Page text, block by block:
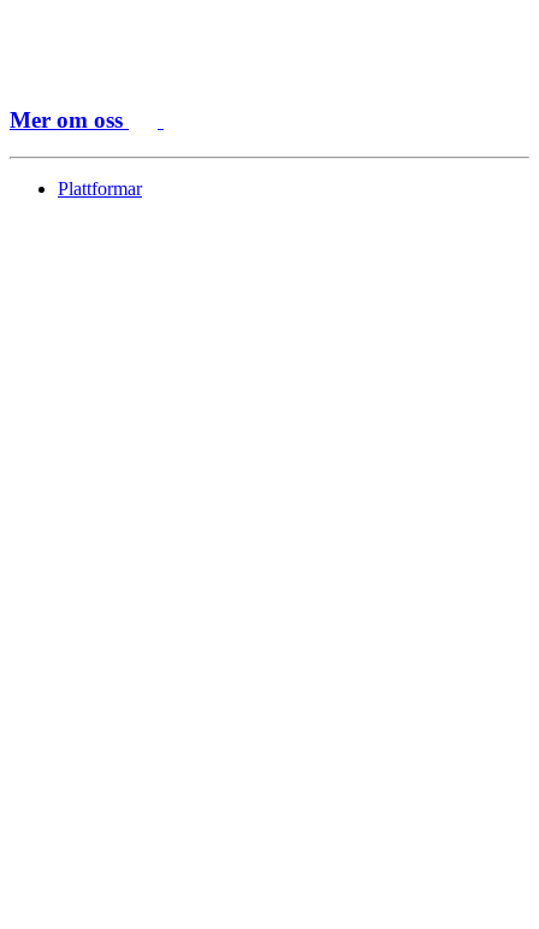
Mer om oss
Plattformar